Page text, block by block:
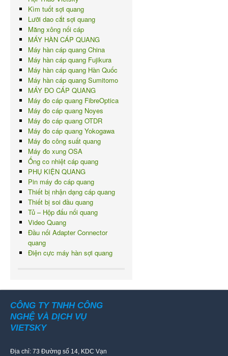
Kìm tuốt sợi quang
Lưỡi dao cắt sợi quang
Măng xông nối cáp
MÁY HÀN CÁP QUANG
Máy hàn cáp quang China
Máy hàn cáp quang Fujikura
Máy hàn cáp quang Hàn Quốc
Máy hàn cáp quang Sumitomo
MÁY ĐO CÁP QUANG
Máy đo cáp quang FibreOptica
Máy đo cáp quang Noyes
Máy đo cáp quang OTDR
Máy đo cáp quang Yokogawa
Máy đo công suất quang
Máy đo xung OSA
Ống co nhiệt cáp quang
PHỤ KIỆN QUANG
Pin máy đo cáp quang
Thiết bị nhận dạng cáp quang
Thiết bị soi đầu quang
Tủ – Hộp đấu nối quang
Video Quang
Đầu nối Adapter Connector
quang
Điện cực máy hàn sợi quang
CÔNG TY TNHH CÔNG
NGHỆ VÀ DỊCH VỤ
VIETSKY
Địa chỉ: 73 Đường số 14, KDC Vạn